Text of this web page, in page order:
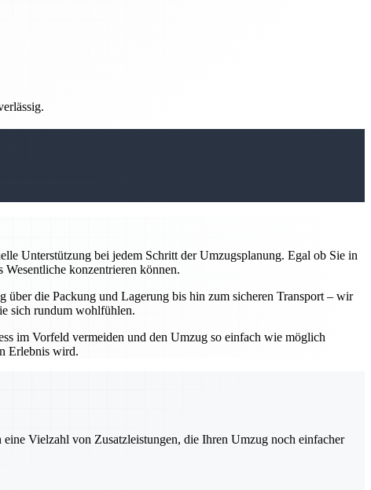
Unterstützung bei jedem Schritt der Umzugsplanung. Egal ob Sie in
konzentrieren können.
die Packung und Lagerung bis hin zum sicheren Transport – wir
sich rundum wohlfühlen.
im Vorfeld vermeiden und den Umzug so einfach wie möglich
Erlebnis wird.
Vielzahl von Zusatzleistungen, die Ihren Umzug noch einfacher